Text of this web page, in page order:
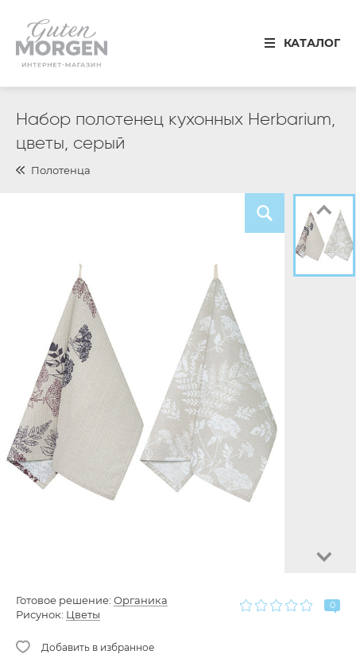
КАТАЛОГ
Иваново
8 800 100 34 50
Звонок по России бесплатный
Спальня
Кухня
Столовая
Готовые решения
Распродажа
Набор полотенец кухонных Herbarium,
цветы, серый
Полотенца
Готовое решение: Органика
Рисунок: Цветы
0